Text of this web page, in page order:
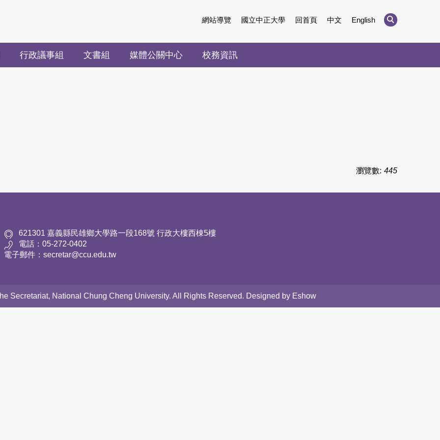
網站導覽 國立中正大學 回首頁 中文 English
行政議事組 文書組 媒體公關中心 校務資訊
瀏覽數: 445
621301 嘉義縣民雄鄉大學路一段168號 行政大樓西棟5樓
電話：05-272-0402
電子郵件：secretar@ccu.edu.tw
Secretariat, National Chung Cheng University. All Rights Reserved. Designed by Eshow